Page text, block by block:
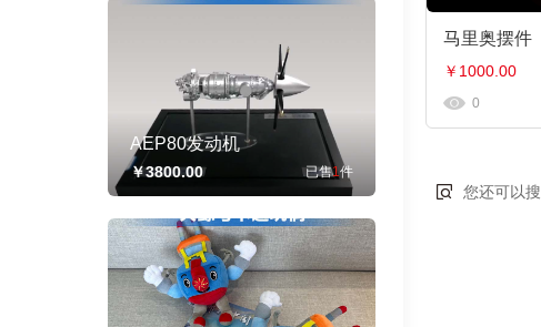
AEP80发动机
￥3800.00 已售1件
马里奥摆件
￥1000.00
0
您还可以搜